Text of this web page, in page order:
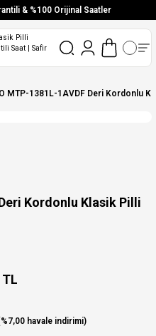
& %100 Orijinal Saatler
6 Taksit
Gönderim
Kargo
MTP-1381L-1AVDF Deri Kordonlu
Kordonlu Klasik Pilli
havale indirimi)